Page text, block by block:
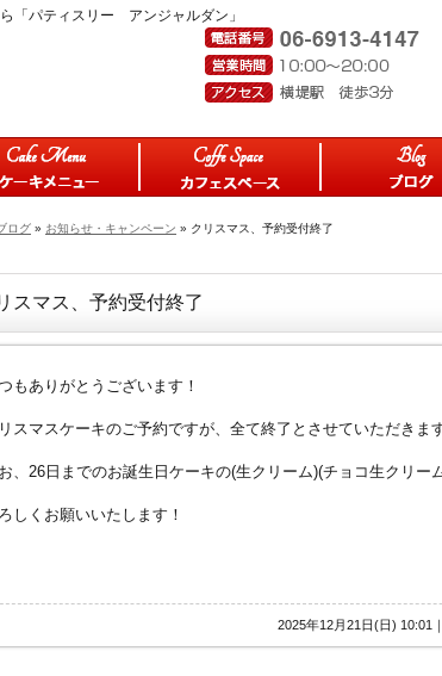
「パティスリー アンジャルダン」
ログ » お知らせ・キャンペーン » クリスマス、予約受付終了
スマス、予約受付終了
もありがとうございます！
スマスケーキのご予約ですが、全て終了とさせていただきます
、26日までのお誕生日ケーキの(生クリーム)(チョコ生クリー
しくお願いいたします！
2025年12月21日(日) 10:01